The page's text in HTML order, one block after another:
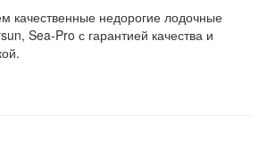
качественные недорогие лодочные
Sea-Pro с гарантией качества и